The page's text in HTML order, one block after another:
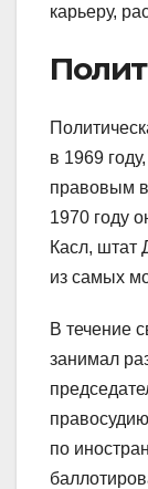
карьеру,
в 1969
правовым
1970 году
Касл, штат
из самых
В течение
занимал
по